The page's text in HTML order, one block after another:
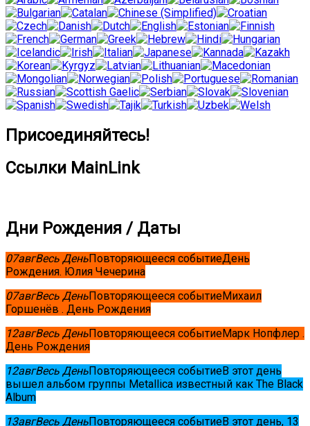
Присоединяйтесь!
Ссылки MainLink
Дни Рождения / Даты
07авгВесь ДеньПовторяющееся событиеДень
Рождения. Юлия Чечерина
07авгВесь ДеньПовторяющееся событиеМихаил
Горшенёв . День Рождения
12авгВесь ДеньПовторяющееся событиеМарк Нопфлер .
День Рождения
12авгВесь ДеньПовторяющееся событиеВ этот день
вышел альбом группы Metallica известный как The Black
Album
13авгВесь ДеньПовторяющееся событиеВ этот день, 13